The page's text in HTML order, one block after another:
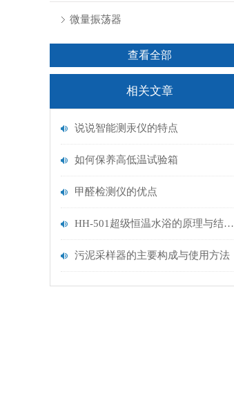
微量振荡器
查看全部
相关文章
说说智能测汞仪的特点
如何保养高低温试验箱
甲醛检测仪的优点
HH-501超级恒温水浴的原理与结构组成
污泥采样器的主要构成与使用方法